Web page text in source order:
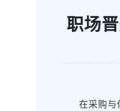
职场
在采购与